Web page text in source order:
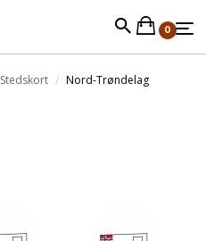
0
Stedskort Nord-Trøndelag